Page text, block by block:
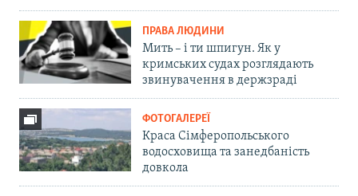
ПРАВА ЛЮДИНИ
Мить – і ти шпигун. Як у
кримських судах розглядають
звинувачення в держзраді
ФОТОГАЛЕРЕЇ
Краса Сімферопольського
водосховища та занедбаність
довкола